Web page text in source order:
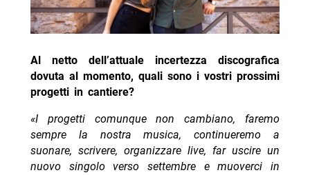
Al netto dell’attuale incertezza discografica
dovuta al momento, quali sono i vostri prossimi
progetti in cantiere?
«I progetti comunque non cambiano, faremo
sempre la nostra musica, continueremo a
suonare, scrivere, organizzare live, far uscire un
nuovo singolo verso settembre e muoverci in